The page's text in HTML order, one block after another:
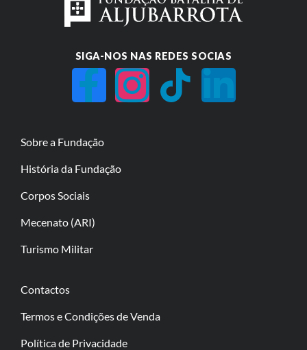
SIGA-NOS NAS REDES SOCIAS
Sobre a Fundação
História da Fundação
Corpos Sociais
Mecenato (ARI)
Turismo Militar
Contactos
Termos e Condições de Venda
Política de Privacidade